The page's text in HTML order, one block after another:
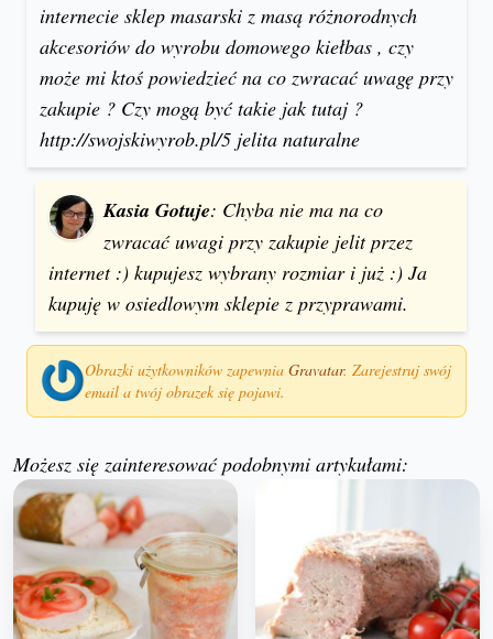
internecie sklep masarski z masą różnorodnych
akcesoriów do wyrobu domowego kiełbas , czy
może mi ktoś powiedzieć na co zwracać uwagę przy
zakupie ? Czy mogą być takie jak tutaj ?
http://swojskiwyrob.pl/5 jelita naturalne
Kasia Gotuje: Chyba nie ma na co
zwracać uwagi przy zakupie jelit przez
internet :) kupujesz wybrany rozmiar i już :) Ja
kupuję w osiedlowym sklepie z przyprawami.
Obrazki użytkowników zapewnia Gravatar. Zarejestruj swój
email a twój obrazek się pojawi.
Możesz się zainteresować podobnymi artykułami: